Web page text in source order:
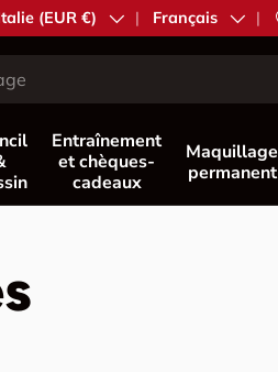
(EUR €) LangueFrançais |
Entraînement
et chèques-
cadeaux
Maquillage
permanent